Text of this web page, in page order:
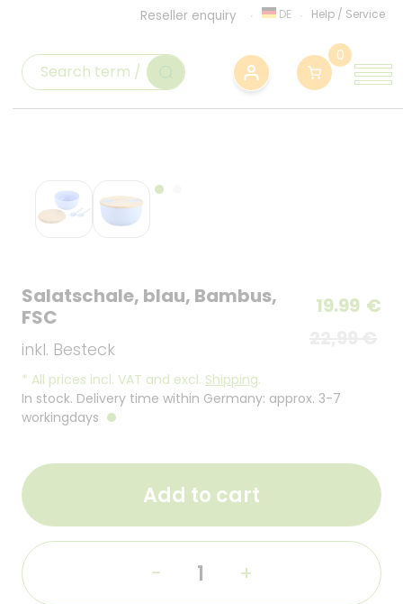
Reseller enquiry DE Help / Service
0
Salatschale, blau, Bambus,
FSC
inkl. Besteck
19.99 €
* All prices incl. VAT and excl. Shipping.
In stock. Delivery time within Germany: approx. 3-7
workingdays
Add to cart
- +